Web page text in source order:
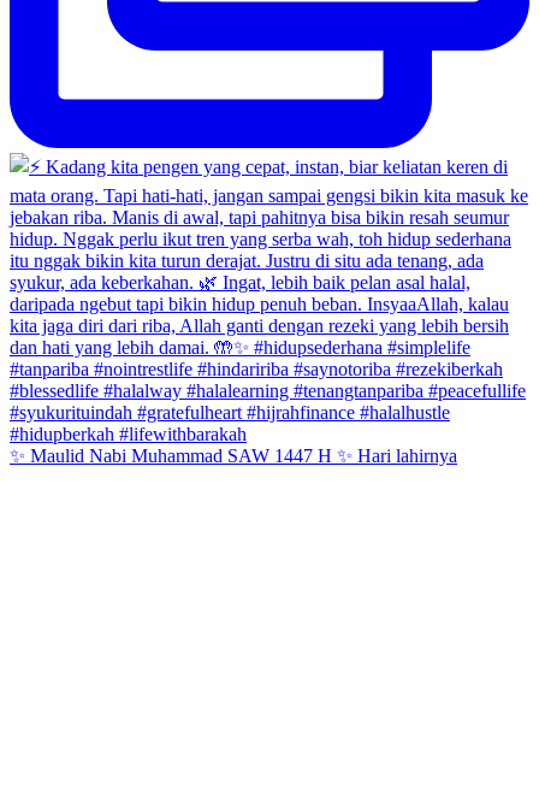
✨ Maulid Nabi Muhammad SAW 1447 H ✨ Hari lahirnya